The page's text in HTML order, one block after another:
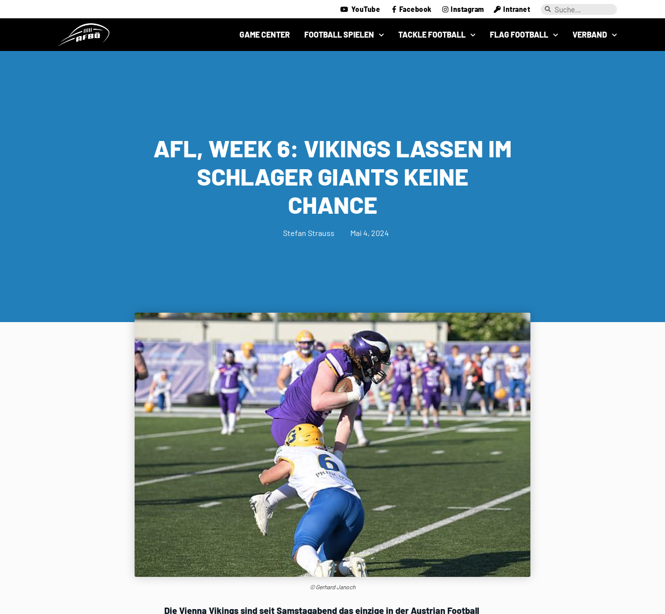
YouTube Facebook Instagram Intranet
GAME CENTER FOOTBALL SPIELEN TACKLE FOOTBALL FLAG FOOTBALL VERBAND
AFL, WEEK 6: VIKINGS LASSEN IM
SCHLAGER GIANTS KEINE
CHANCE
Stefan Strauss Mai 4, 2024
© Gerhard Janoch
Die Vienna Vikings sind seit Samstagabend das einzige in der Austrian Football